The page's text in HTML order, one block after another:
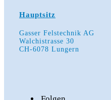
Hauptsitz
Gasser Felstechnik AG
Walchistrasse 30
CH-6078 Lungern